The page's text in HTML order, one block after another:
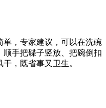
，专家建议，可以在洗碗
手把碟子竖放、把碗倒扣
，既省事又卫生。